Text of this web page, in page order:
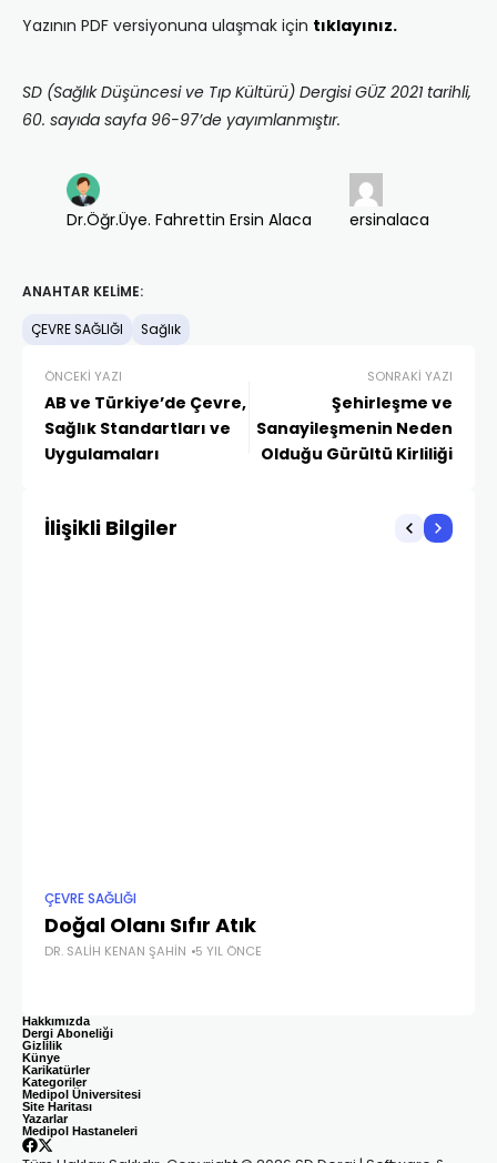
Yazının PDF versiyonuna ulaşmak için tıklayınız.
SD (Sağlık Düşüncesi ve Tıp Kültürü) Dergisi GÜZ 2021 tarihli,
60. sayıda sayfa 96-97’de yayımlanmıştır.
Dr.Öğr.Üye. Fahrettin Ersin Alaca ersinalaca
ANAHTAR KELIME:
ÇEVRE SAĞLIĞI Sağlık
ÖNCEKI YAZI
AB ve Türkiye’de Çevre,
Sağlık Standartları ve
Uygulamaları
SONRAKI YAZI
Şehirleşme ve
Sanayileşmenin Neden
Olduğu Gürültü Kirliliği
İlişikli Bilgiler
ÇEVRE SAĞLIĞI
Doğal Olanı Sıfır Atık
DR. SALIH KENAN ŞAHIN 5 YIL ÖNCE
Hakkımızda
Dergi Aboneliği
Gizlilik
Künye
Karikatürler
Kategoriler
Medipol Üniversitesi
Site Haritası
Yazarlar
Medipol Hastaneleri